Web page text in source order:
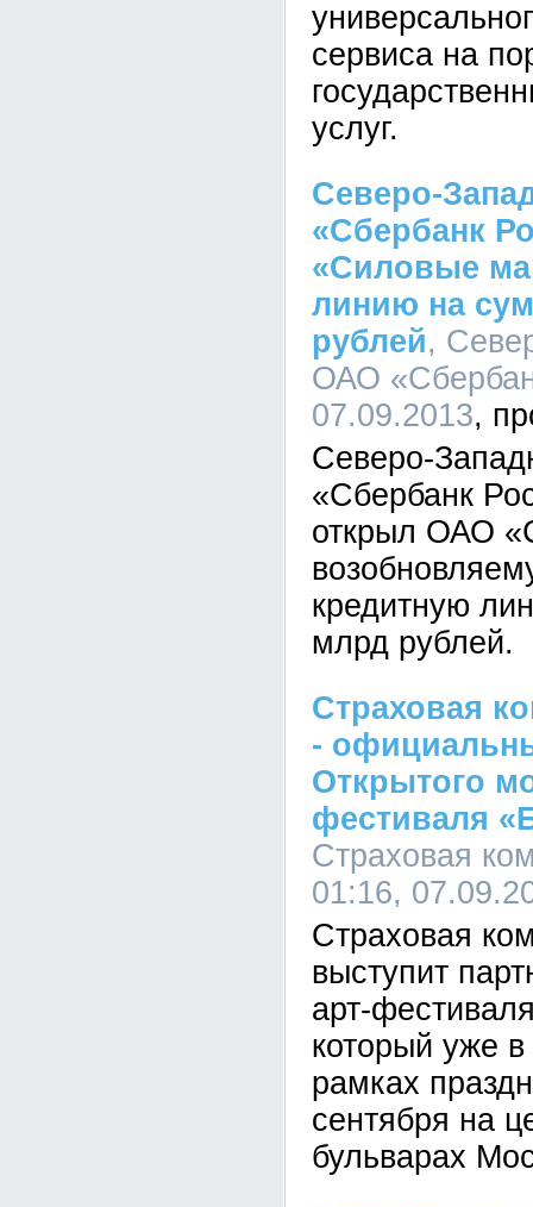
сервиса на
услуг.
Северо-
«Сбербанк
«Силовые
линию на
рублей,
ОАО
07.09.2013
Северо-
«Сбербанк
открыл ОАО
кредитную
млрд рублей.
Страховая
-
Открытого
фестиваля
Страховая
01:16,
Страховая
выступит
арт-
который уже
рамках
сентября на
бульварах